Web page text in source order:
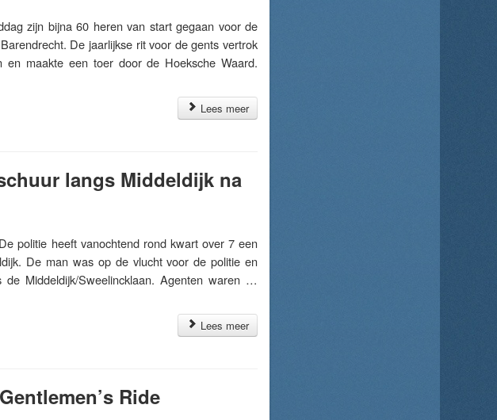
zijn bijna 60 heren van start gegaan voor de
De jaarlijkse rit voor de gents vertrok
en maakte een toer door de Hoeksche Waard.
Lees meer
langs Middeldijk na
politie heeft vanochtend rond kwart over 7 een
De man was op de vlucht voor de politie en
Middeldijk/Sweelincklaan. Agenten waren …
Lees meer
Ride